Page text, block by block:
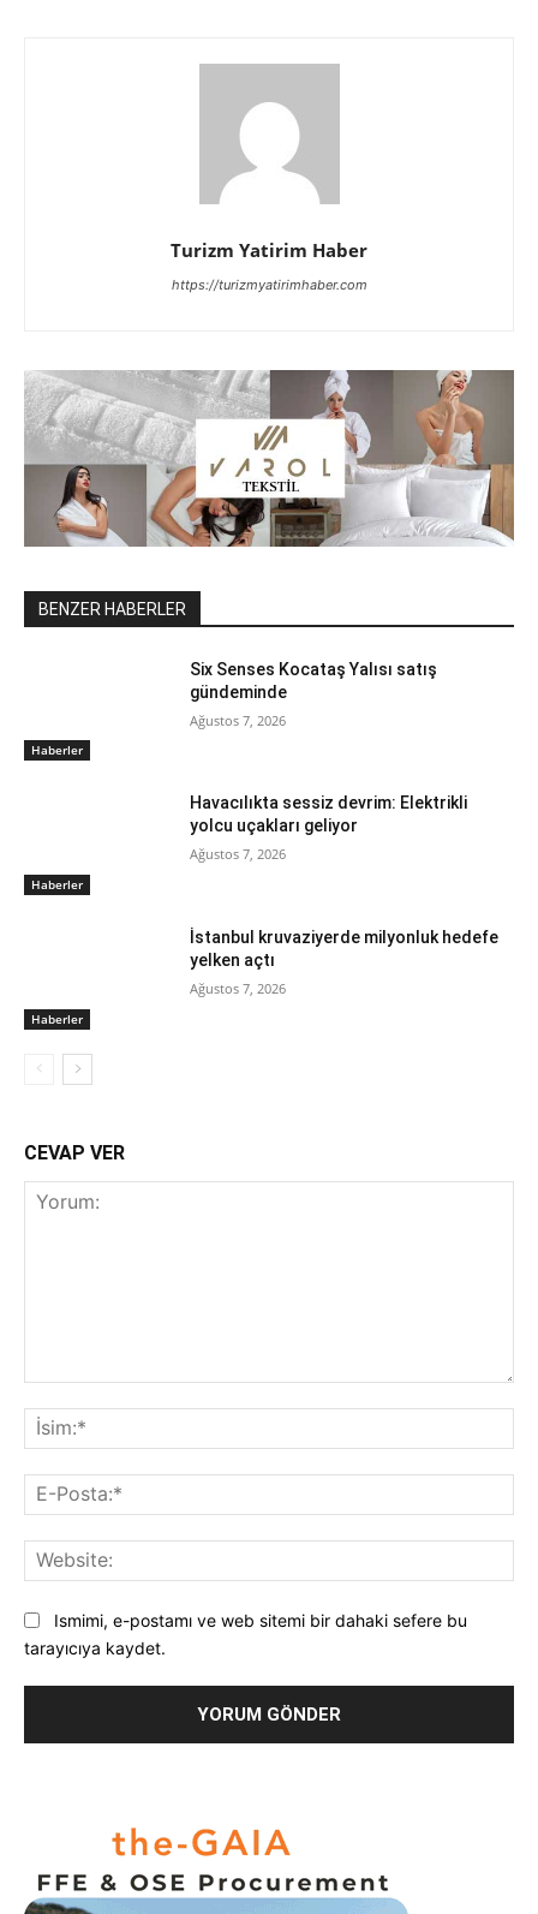
Turizm Yatirim Haber
https://turizmyatirimhaber.com
BENZER HABERLER
Haberler
Six Senses Kocataş Yalısı satış
gündeminde
Ağustos 7, 2026
Haberler
Havacılıkta sessiz devrim: Elektrikli
yolcu uçakları geliyor
Ağustos 7, 2026
Haberler
İstanbul kruvaziyerde milyonluk hedefe
yelken açtı
Ağustos 7, 2026
CEVAP VER
Ismimi, e-postamı ve web sitemi bir dahaki sefere bu
tarayıcıya kaydet.